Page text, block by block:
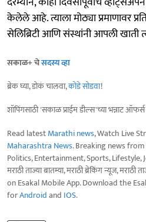
केलेले आहे. त्याला मोठ्या प्रमाणावर
सेलिब्रिटी आणि संस्थांनी आपली खाती
सकाळ+ चेसदस्य व्हा
ब्रेक घ्या, डोकं चालवा,कोडे सोडवा!
शॉपिंगसाठी 'सकाळ प्राईम डील्स'च्या भन्नाट
Read latestMarathi news, Watch Live
Maharashtra News. Breaking news
Politics, Entertainment, Sports,
मराठी ताज्या बातम्या, मराठी ब्रेकिंग न्यूज,
on Esakal Mobile App. Download the
forAndroidand IOS.